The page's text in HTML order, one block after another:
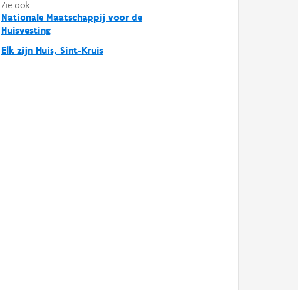
Zie ook
Nationale Maatschappij voor de
Huisvesting
Elk zijn Huis, Sint-Kruis